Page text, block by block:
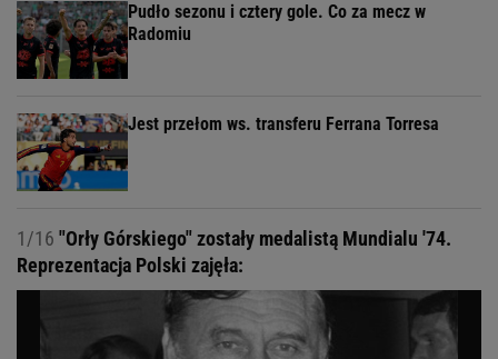
Pudło sezonu i cztery gole. Co za mecz w
Radomiu
Jest przełom ws. transferu Ferrana Torresa
1/16 "Orły Górskiego" zostały medalistą Mundialu '74.
Reprezentacja Polski zajęła: